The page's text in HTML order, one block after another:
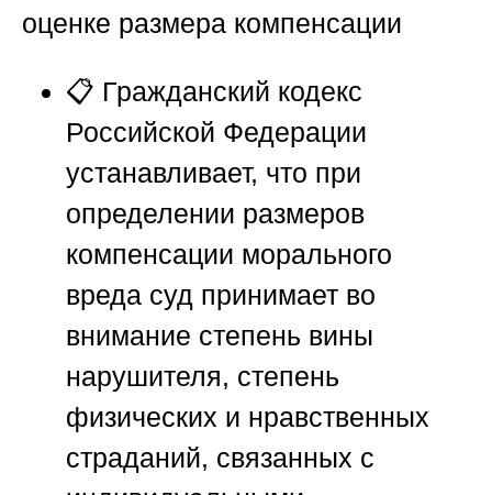
оценке размера компенсации
📋 Гражданский кодекс
Российской Федерации
устанавливает, что при
определении размеров
компенсации морального
вреда суд принимает во
внимание степень вины
нарушителя, степень
физических и нравственных
страданий, связанных с